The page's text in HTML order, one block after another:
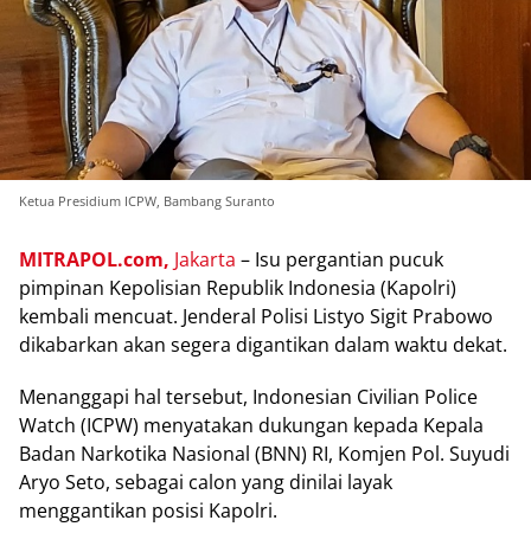
Ketua Presidium ICPW, Bambang Suranto
MITRAPOL.com, Jakarta – Isu pergantian pucuk
pimpinan Kepolisian Republik Indonesia (Kapolri)
kembali mencuat. Jenderal Polisi Listyo Sigit Prabowo
dikabarkan akan segera digantikan dalam waktu dekat.
Menanggapi hal tersebut, Indonesian Civilian Police
Watch (ICPW) menyatakan dukungan kepada Kepala
Badan Narkotika Nasional (BNN) RI, Komjen Pol. Suyudi
Aryo Seto, sebagai calon yang dinilai layak
menggantikan posisi Kapolri.